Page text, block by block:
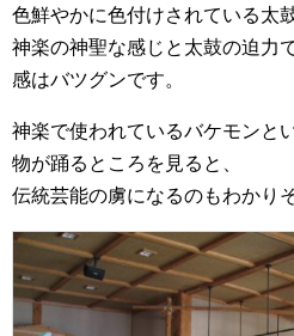
色鮮やかに色付けされている太
神楽の神聖な感じと太鼓の迫力
感はバツグンです。
神楽で使われているバケモンと
物が踊るところを見ると、
伝統芸能の虜になるのもわかり